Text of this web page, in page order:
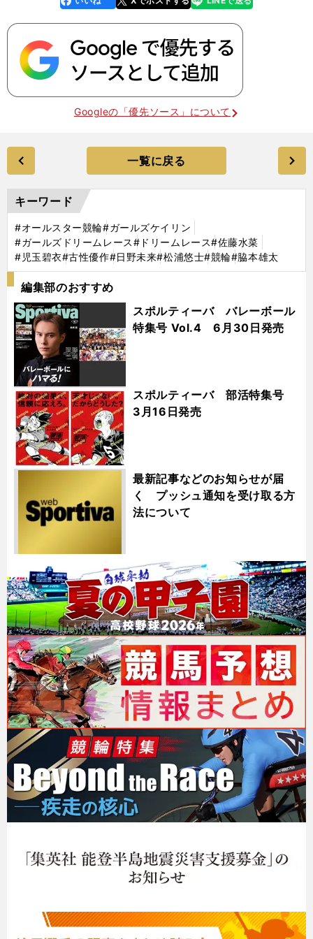
k
Googleの「優先ソース」について
一覧に戻る
キーワード
#オールスター競輪#ガールズケイリン
#ガールズドリームレース#ドリームレース#佐藤水菜
#児玉碧衣#古性優作#日野未来#松浦悠士#競輪#脇本雄太
編集部のおすすめ
スポルティーバ バレーボール
特集号 Vol.4 6月30日発売
スポルティーバ 部活特集号
3月16日発売
最新記事などのお知らせが届
く プッシュ通知を受け取る方
法について